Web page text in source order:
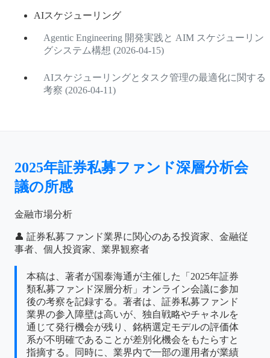
AIスケジューリング
Agentic Engineering 開発実践と AIM スケジューリン
グシステム構想 (2026-04-15)
AIスケジューリングとタスク管理の最適化に関する
考察 (2026-04-11)
2025年証券私募ファンド深層分析会
議の所感
金融市場分析
👤 証券私募ファンド業界に関心のある投資家、金融従
事者、個人投資家、業界観察者
本稿は、著者が国泰海通が主催した「2025年証券
類私募ファンド深層分析」オンライン会議に参加
後の考察を記録する。著者は、証券私募ファンド
業界の参入障壁は高いが、独自戦略やチャネルを
通じて発行機会が残り、銘柄選定モデルの評価体
系が不明確であることが差別化機会をもたらすと
指摘する。同時に、業界内で一部の運用者が業績